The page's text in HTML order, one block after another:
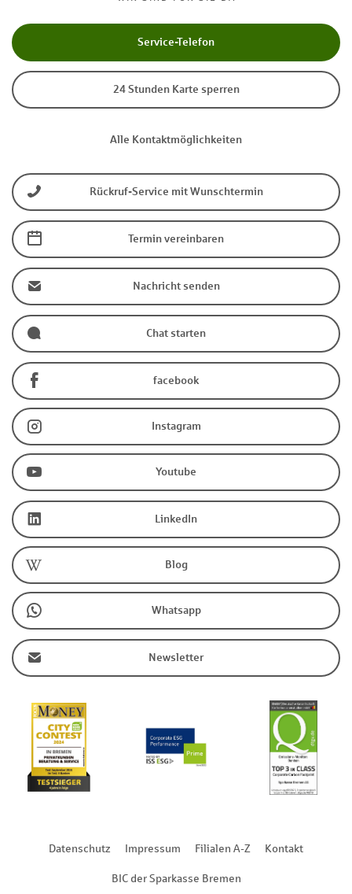
Service-Telefon
24 Stunden Karte sperren
Alle Kontaktmöglichkeiten
Rückruf-Service mit Wunschtermin
Termin vereinbaren
Nachricht senden
Chat starten
facebook
Instagram
Youtube
LinkedIn
Blog
Whatsapp
Newsletter
Datenschutz Impressum Filialen A-Z Kontakt
BIC der Sparkasse Bremen